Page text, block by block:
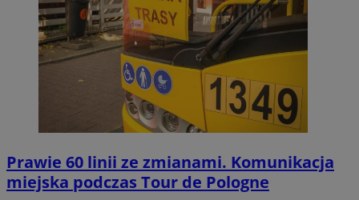
Prawie 60 linii ze zmianami. Komunikacja
miejska podczas Tour de Pologne